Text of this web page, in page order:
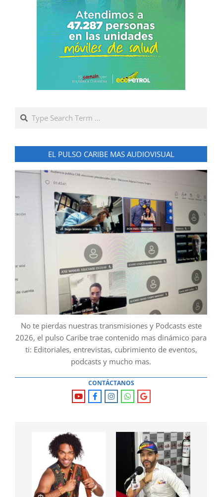
Search
EL PULSO CARIBE MAS AUDIOVISUAL
No te pierdas nuestras transmisiones y Podcasts este
2026, el pulso Caribe trae contenido mas dinámico para
ti: Editoriales, entrevistas, cubrimiento de eventos,
podcasts y mucho mas.
CONTÁCTANOS